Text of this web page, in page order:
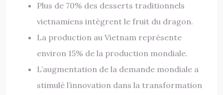
Plus de 70% des desserts traditionnels
vietnamiens intègrent le fruit du dragon.
La production au Vietnam représente
environ 15% de la production mondiale.
L’augmentation de la demande mondiale a
stimulé l’innovation dans la transformation